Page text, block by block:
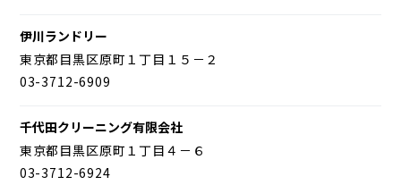
伊川ランドリー
東京都目黒区原町１丁目１５－２
03-3712-6909
千代田クリーニング有限会社
東京都目黒区原町１丁目４－６
03-3712-6924